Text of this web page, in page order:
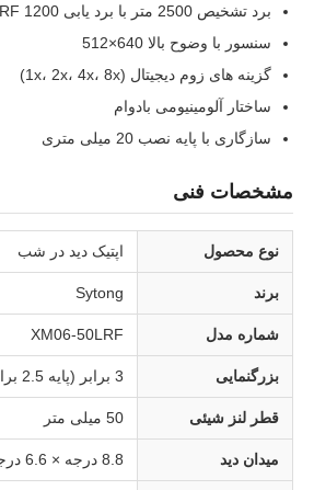
برد تشخیص 2500 متر با برد یابی LRF 1200 متر
سنسور با وضوح بالا 640×512
گزینه های زوم دیجیتال (1x، 2x، 4x، 8x)
ساختار آلومینیومی بادوام
سازگاری با پایه نصب 20 میلی متری
مشخصات فنی
نوع محصول اپتیک دید در شب
برند Sytong
شماره مدل XM06-50LRF
بزرگنمایی 3 برابر (پایه 2.5 برابر)
قطر لنز شیئی 50 میلی متر
میدان دید 8.8 درجه × 6.6 درجه